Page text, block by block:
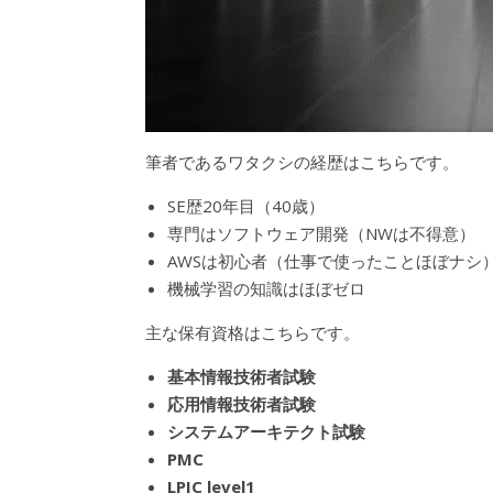
筆者であるワタクシの経歴はこちらです。
SE歴20年目（40歳）
専門はソフトウェア開発（NWは不得意）
AWSは初心者（仕事で使ったことほぼナシ
機械学習の知識はほぼゼロ
主な保有資格はこちらです。
基本情報技術者試験
応用情報技術者試験
システムアーキテクト試験
PMC
LPIC level1